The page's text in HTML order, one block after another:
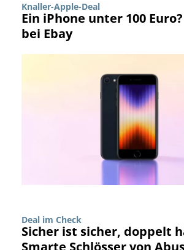
Knaller-Apple-Deal
Ein iPhone unter 100
bei Ebay
Deal im Check
Sicher ist sicher, doppelt
Smarte Schlösser von